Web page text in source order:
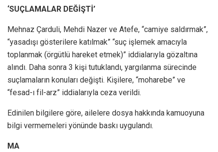
‘SUÇLAMALAR DEĞİŞTİ’
Mehnaz Çarduli, Mehdi Nazer ve Atefe, “camiye saldırmak”,
“yasadışı gösterilere katılmak” “suç işlemek amacıyla
toplanmak (örgütlü hareket etmek)” iddialarıyla gözaltına
alındı. Daha sonra 3 kişi tutuklandı, yargılanma sürecinde
suçlamaların konuları değişti. Kişilere, “moharebe” ve
“fesad-ı fil-arz” iddialarıyla ceza verildi.
Edinilen bilgilere göre, ailelere dosya hakkında kamuoyuna
bilgi vermemeleri yönünde baskı uygulandı.
MA